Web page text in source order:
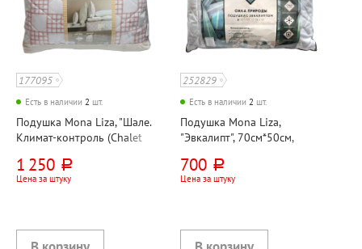
177095
Есть в наличии 2 шт.
Подушка Mona Liza, "Шале.
Климат-контроль (Chalet
шерсть овцы, вискозное
волокно, пудровый,
1 250 руб.
Цена за штуку
252829
Есть в наличии 2 шт.
Подушка Mona Liza,
"Эвкалипт", 70см*50см,
700 руб.
Цена за штуку